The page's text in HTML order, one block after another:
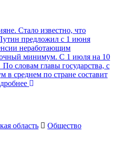
Стало известно, что
предложил с 1 июня
неработающим
минимум. С 1 июля на 10
словам главы государства, с
среднем по стране составит
область Общество